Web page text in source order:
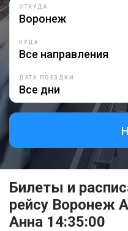
ОТКУДА
КУДА
ДАТА ПОЕЗДКИ
Билеты и
рейсу Воронеж
Анна 14:35:00